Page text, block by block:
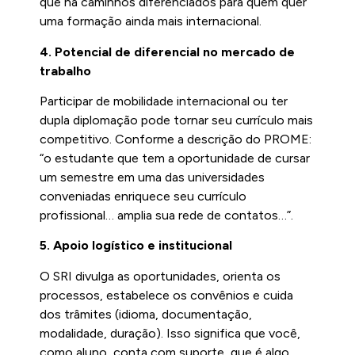
uma formação ainda mais internacional.
4. Potencial de diferencial no mercado de
trabalho
Participar de mobilidade internacional ou ter
dupla diplomação pode tornar seu currículo mais
competitivo. Conforme a descrição do PROME:
“o estudante que tem a oportunidade de cursar
um semestre em uma das universidades
conveniadas enriquece seu currículo
profissional… amplia sua rede de contatos…”.
5. Apoio logístico e institucional
O SRI divulga as oportunidades, orienta os
processos, estabelece os convênios e cuida
dos trâmites (idioma, documentação,
modalidade, duração). Isso significa que você,